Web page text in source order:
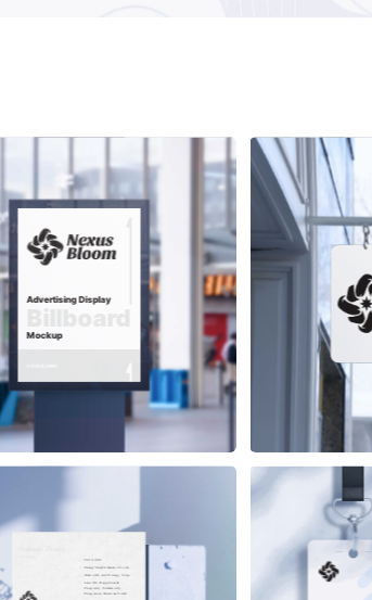
Advertising Display
Billboard
Mockup
555 6999
ZhangSan@Alaskanoil.com
Alaska Oil and Energy Corp.
Lane 88, Happiness &
Prosperity Community,
Prosperous Business Street